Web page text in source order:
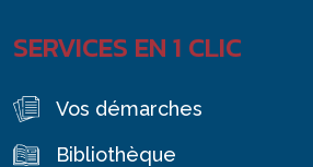
SERVICES EN 1 CLIC
Vos démarches
Bibliothèque